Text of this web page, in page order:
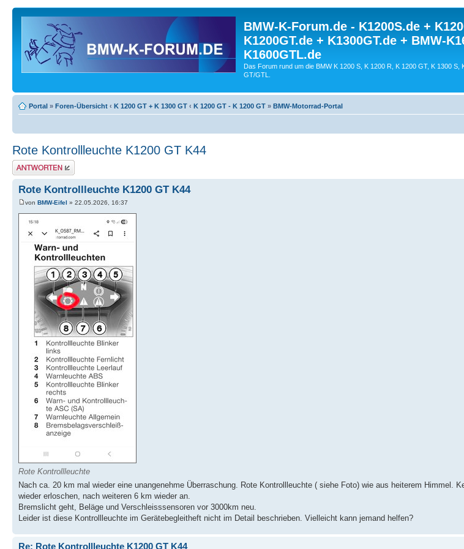
BMW-K-Forum.de - K1200S.de +
K1200GT.de + K1300GT.de + BMW-
K1600GTL.de
Das Forum rund um die BMW K 1200 S, K 1200 R, K 1200 GT, K 1300 S,
GT/GTL.
Portal » Foren-Übersicht ‹ K 1200 GT + K 1300 GT ‹ K 1200 GT - K 1200 GT » BMW-Motorrad-Portal
Rote Kontrollleuchte K1200 GT K44
Antwort schreiben
Rote Kontrollleuchte K1200 GT K44
von BMW-Eifel » 22.05.2026, 16:37
Rote Kontrollleuchte
Nach ca. 20 km mal wieder eine unangenehme Überraschung. Rote Kontrollleuchte ( siehe Foto) wie aus heiterem Himmel.
wieder erloschen, nach weiteren 6 km wieder an.
Bremslicht geht, Beläge und Verschleisssensoren vor 3000km neu.
Leider ist diese Kontrollleuchte im Gerätebegleitheft nicht im Detail beschrieben. Vielleicht kann jemand helfen?
Re: Rote Kontrollleuchte K1200 GT K44